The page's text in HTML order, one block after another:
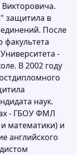
защитила в
После
факультета
-
В 2002 году
наук.
- ГБОУ ФМЛ
математики) и
английского